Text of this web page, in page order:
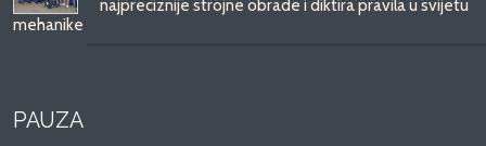
najpreciznije strojne obrade i diktira pravila u svijetu
mehanike
PAUZA